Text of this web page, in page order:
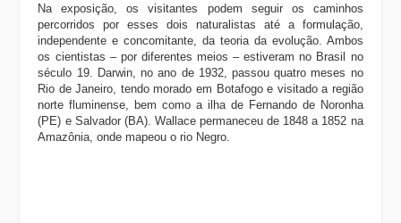
Na exposição, os visitantes podem seguir os caminhos
percorridos por esses dois naturalistas até a formulação,
independente e concomitante, da teoria da evolução. Ambos
os cientistas – por diferentes meios – estiveram no Brasil no
século 19. Darwin, no ano de 1932, passou quatro meses no
Rio de Janeiro, tendo morado em Botafogo e visitado a região
norte fluminense, bem como a ilha de Fernando de Noronha
(PE) e Salvador (BA). Wallace permaneceu de 1848 a 1852 na
Amazônia, onde mapeou o rio Negro.